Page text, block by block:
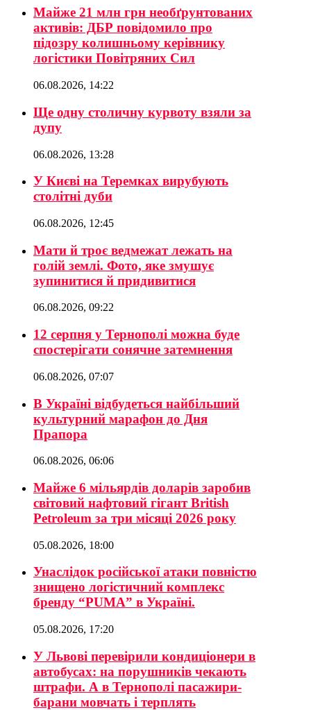
Майже 21 млн грн необґрунтованих
активів: ДБР повідомило про
підозру колишньому керівнику
логістики Повітряних Сил
06.08.2026, 14:22
Ще одну столичну курвоту взяли за
дупу
06.08.2026, 13:28
У Києві на Теремках вирубують
столітні дуби
06.08.2026, 12:45
Мати й троє ведмежат лежать на
голій землі. Фото, яке змушує
зупинитися й придивитися
06.08.2026, 09:22
12 серпня у Тернополі можна буде
спостерігати сонячне затемнення
06.08.2026, 07:07
В Україні відбудеться найбільший
культурний марафон до Дня
Прапора
06.08.2026, 06:06
Майже 6 мільярдів доларів заробив
світовий нафтовий гігант British
Petroleum за три місяці 2026 року
05.08.2026, 18:00
Унаслідок російської атаки повністю
знищено логістичний комплекс
бренду “PUMA” в Україні.
05.08.2026, 17:20
У Львові перевірили кондиціонери в
автобусах: на порушників чекають
штрафи. А в Тернополі пасажири-
барани мовчать і терплять